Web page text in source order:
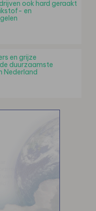
ook hard geraakt
en
en grijze
duurzaamste
Nederland